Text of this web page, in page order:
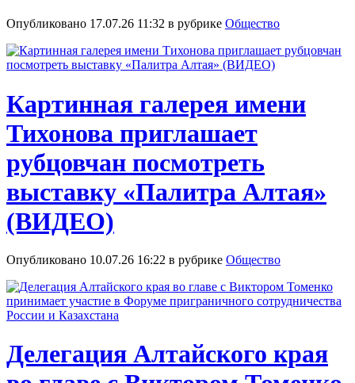
Опубликовано 17.07.26 11:32 в рубрике Общество
Картинная галерея имени
Тихонова приглашает
рубцовчан посмотреть
выставку «Палитра Алтая»
(ВИДЕО)
Опубликовано 10.07.26 16:22 в рубрике Общество
Делегация Алтайского края